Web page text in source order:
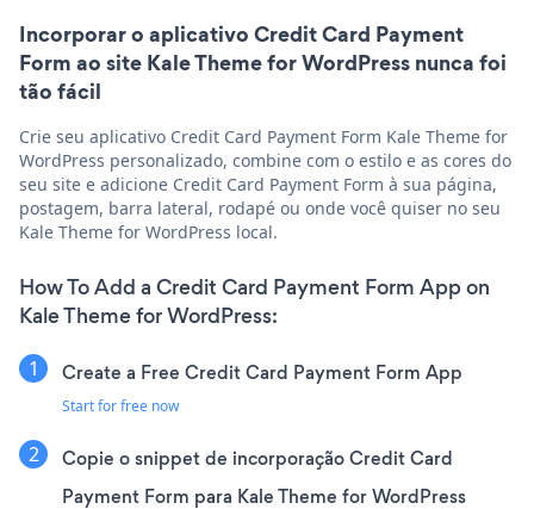
Incorporar o aplicativo Credit Card Payment
Form ao site Kale Theme for WordPress nunca foi
tão fácil
Crie seu aplicativo Credit Card Payment Form Kale Theme for
WordPress personalizado, combine com o estilo e as cores do
seu site e adicione Credit Card Payment Form à sua página,
postagem, barra lateral, rodapé ou onde você quiser no seu
Kale Theme for WordPress local.
How To Add a Credit Card Payment Form App on
Kale Theme for WordPress:
Create a Free Credit Card Payment Form App
Start for free now
Copie o snippet de incorporação Credit Card
Payment Form para Kale Theme for WordPress